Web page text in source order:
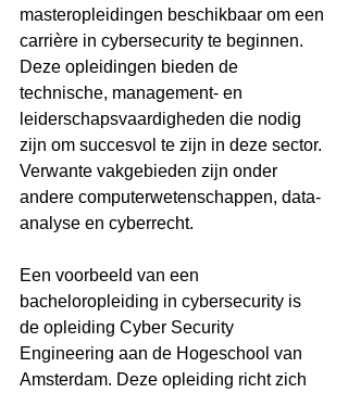
masteropleidingen beschikbaar om een
carrière in cybersecurity te beginnen.
Deze opleidingen bieden de
technische, management- en
leiderschapsvaardigheden die nodig
zijn om succesvol te zijn in deze sector.
Verwante vakgebieden zijn onder
andere computerwetenschappen, data-
analyse en cyberrecht.
Een voorbeeld van een
bacheloropleiding in cybersecurity is
de opleiding Cyber Security
Engineering aan de Hogeschool van
Amsterdam. Deze opleiding richt zich